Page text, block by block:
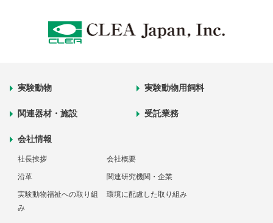
実験動物 実験動物用飼料
関連器材・施設 受託業務
会社情報
社長挨拶 会社概要
沿革 関連研究機関・企業
実験動物福祉への取り組
み
環境に配慮した取り組み